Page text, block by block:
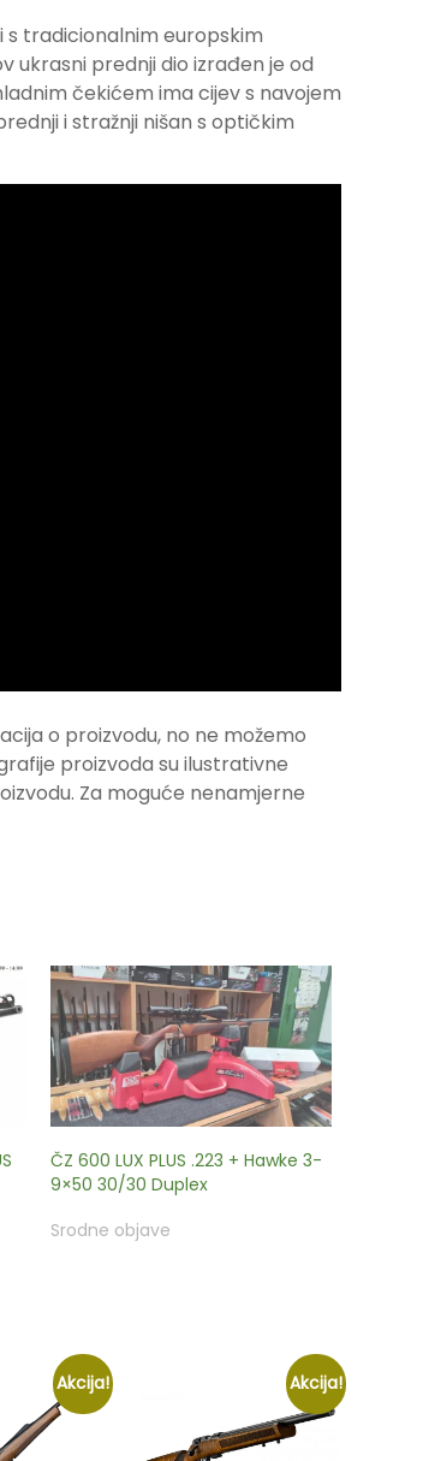
s tradicionalnim europskim
ukrasni prednji dio izrađen je od
čekićem ima cijev s navojem
i stražnji nišan s optičkim
o proizvodu, no ne možemo
proizvoda su ilustrativne
Za moguće nenamjerne
ČZ 600 LUX PLUS .223 + Hawke 3-
9×50 30/30 Duplex
Srodne objave
Akcija! Akcija!